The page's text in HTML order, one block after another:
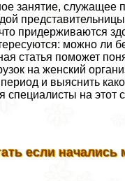
занятие, служащее
придерживаются
можно ли
статья поможет
на женский
и выяснить
на этот
если начались